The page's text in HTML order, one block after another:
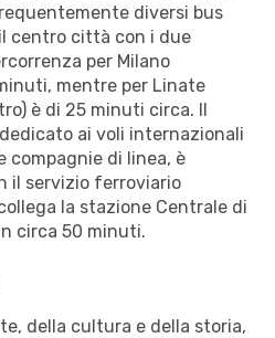
diversi bus
centro città con i due
per Milano
mentre per Linate
è di 25 minuti circa. Il
ai voli internazionali
di linea, è
il servizio ferroviario
la stazione Centrale di
circa 50 minuti.
della cultura e della storia,